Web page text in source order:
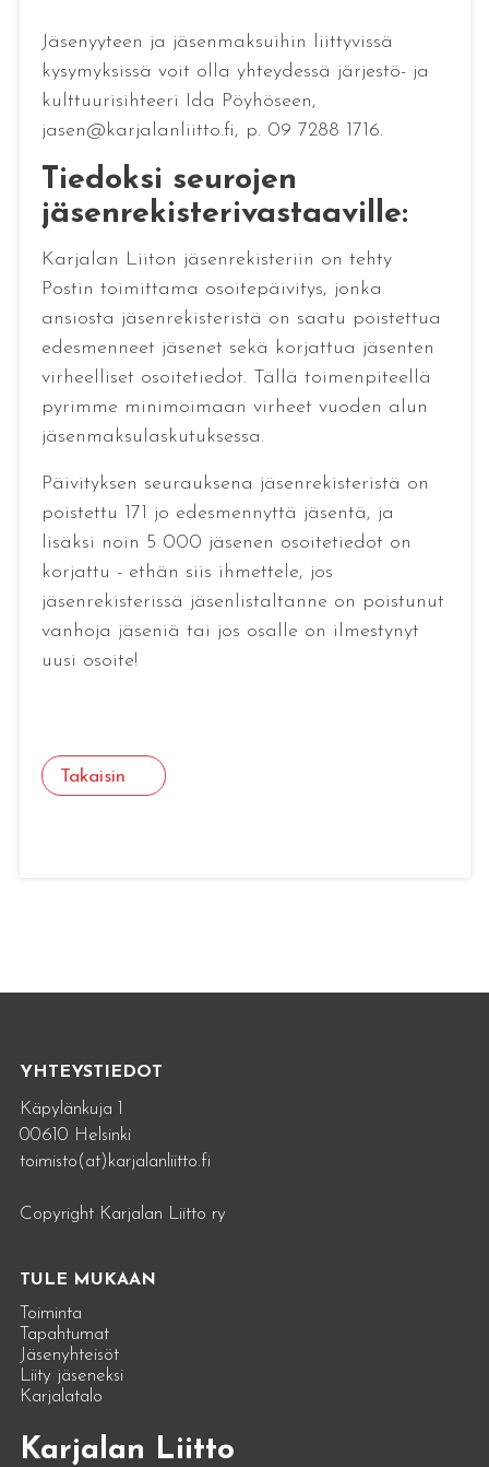
Jäsenyyteen ja jäsenmaksuihin liittyvissä
kysymyksissä voit olla yhteydessä järjestö- ja
kulttuurisihteeri Ida Pöyhöseen,
jasen@karjalanliitto.fi, p. 09 7288 1716.
Tiedoksi seurojen
jäsenrekisterivastaaville:
Karjalan Liiton jäsenrekisteriin on tehty
Postin toimittama osoitepäivitys, jonka
ansiosta jäsenrekisteristä on saatu poistettua
edesmenneet jäsenet sekä korjattua jäsenten
virheelliset osoitetiedot. Tällä toimenpiteellä
pyrimme minimoimaan virheet vuoden alun
jäsenmaksulaskutuksessa.
Päivityksen seurauksena jäsenrekisteristä on
poistettu 171 jo edesmennyttä jäsentä, ja
lisäksi noin 5 000 jäsenen osoitetiedot on
korjattu - ethän siis ihmettele, jos
jäsenrekisterissä jäsenlistaltanne on poistunut
vanhoja jäseniä tai jos osalle on ilmestynyt
uusi osoite!
Takaisin
YHTEYSTIEDOT
Käpylänkuja 1
00610 Helsinki
toimisto(at)karjalanliitto.fi
Copyright Karjalan Liitto ry
TULE MUKAAN
Toiminta
Tapahtumat
Jäsenyhteisöt
Liity jäseneksi
Karjalatalo
Karjalan Liitto